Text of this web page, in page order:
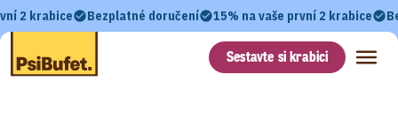
2 krabice Bezplatné doručení 15% na vaše první 2 krabice
Sestavte si krabici